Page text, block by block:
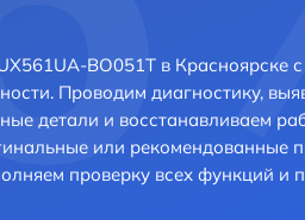
BO051T в Красноярске
Проводим диагностику,
детали и восстанавливаем
или рекомендованные
проверку всех функций и